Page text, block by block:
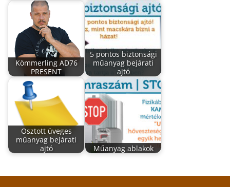
Kömmerling AD76
PRESENT
5 pontos biztonsági
műanyag bejárati
ajtó
Osztott üveges
műanyag bejárati
ajtó
Műanyag ablakok